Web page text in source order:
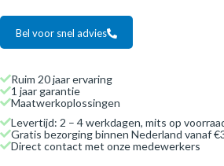
Bel voor snel advies
Ruim 20 jaar ervaring
1 jaar garantie
Maatwerkoplossingen
Levertijd: 2 – 4 werkdagen, mits op
Gratis bezorging binnen Nederland vanaf
Direct contact met onze medewerkers